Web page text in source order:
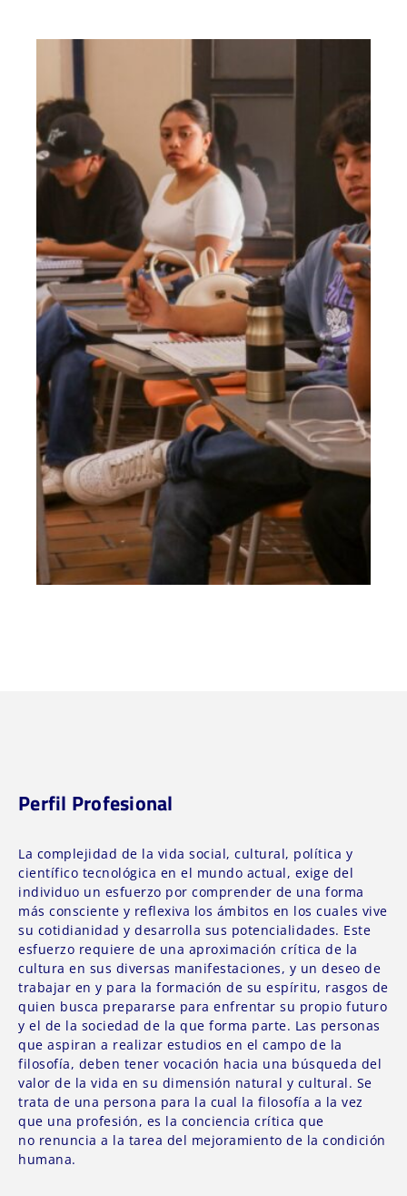
Perfil Profesional
La complejidad de la vida social, cultural, política y
científico tecnológica en el mundo actual, exige del
individuo un esfuerzo por comprender de una forma
más consciente y reflexiva los ámbitos en los cuales vive
su cotidianidad y desarrolla sus potencialidades. Este
esfuerzo requiere de una aproximación crítica de la
cultura en sus diversas manifestaciones, y un deseo de
trabajar en y para la formación de su espíritu, rasgos de
quien busca prepararse para enfrentar su propio futuro
y el de la sociedad de la que forma parte. Las personas
que aspiran a realizar estudios en el campo de la
filosofía, deben tener vocación hacia una búsqueda del
valor de la vida en su dimensión natural y cultural. Se
trata de una persona para la cual la filosofía a la vez
que una profesión, es la conciencia crítica que
no renuncia a la tarea del mejoramiento de la condición
humana.